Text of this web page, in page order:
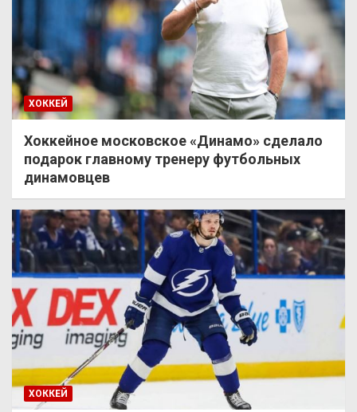
ХОККЕЙ
Хоккейное московское «Динамо» сделало
подарок главному тренеру футбольных
динамовцев
ХОККЕЙ